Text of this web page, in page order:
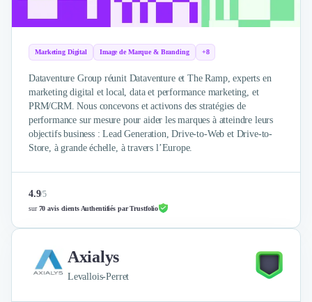
Marketing Digital Image de Marque & Branding +8
Dataventure Group réunit Dataventure et The Ramp, experts en
marketing digital et local, data et performance marketing, et
PRM/CRM. Nous concevons et activons des stratégies de
performance sur mesure pour aider les marques à atteindre leurs
objectifs business : Lead Generation, Drive-to-Web et Drive-to-
Store, à grande échelle, à travers l’Europe.
4.9/5
sur70 avis clients Authentifiés par Trustfolio
Axialys
Levallois-Perret